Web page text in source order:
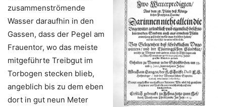
zusammenströmende
Wasser daraufhin in den
Gassen, dass der Pegel am
Frauentor, wo das meiste
mitgeführte Treibgut im
Torbogen stecken blieb,
angeblich bis zu dem eben
dort in gut neun Meter